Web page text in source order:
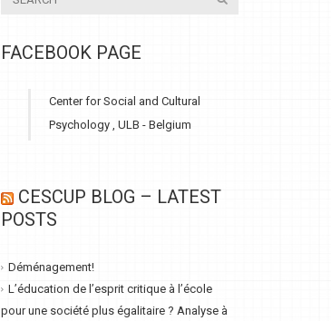
FACEBOOK PAGE
Center for Social and Cultural
Psychology , ULB - Belgium
CESCUP BLOG – LATEST
POSTS
Déménagement!
L’éducation de l’esprit critique à l’école
pour une société plus égalitaire ? Analyse à